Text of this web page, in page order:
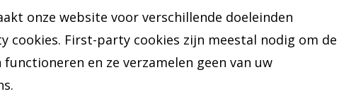
onze website voor verschillende doeleinden
First-party cookies zijn meestal nodig om de
en ze verzamelen geen van uw